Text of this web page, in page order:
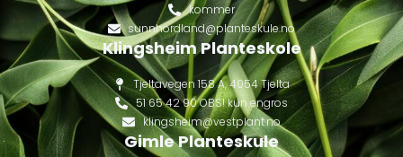
kommer
sunnhordland@planteskule.no
Klingsheim Planteskole
Tjeltavegen 158 A, 4054 Tjelta
51 65 42 90 OBS! kun engros
klingsheim@vestplant.no
Gimle Planteskule